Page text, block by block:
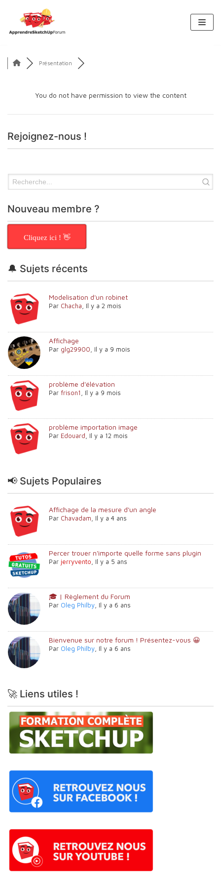
Présentation
You do not have permission to view the content
Rejoignez-nous !
Nouveau membre ?
Cliquez ici ! 👋
🔔 Sujets récents
Modelisation d'un robinet
Par Chacha Il y a 2 mois
Affichage
Par glg29900 Il y a 9 mois
problème d'élévation
Par frison1 Il y a 9 mois
problème importation image
Par Edouard, Il y a 12 mois
📢 Sujets Populaires
Affichage de la mesure d'un angle
Par Chavadam, Il y a 4 ans
Percer trouer n'importe quelle forme sans plugin
Par jerryvento Il y a 5 ans
🎓 | Règlement du Forum
Par Oleg Philby Il y a 6 ans
Bienvenue sur notre forum ! Présentez-vous 😀
Par Oleg Philby Il y a 6 ans
🚀 Liens utiles !